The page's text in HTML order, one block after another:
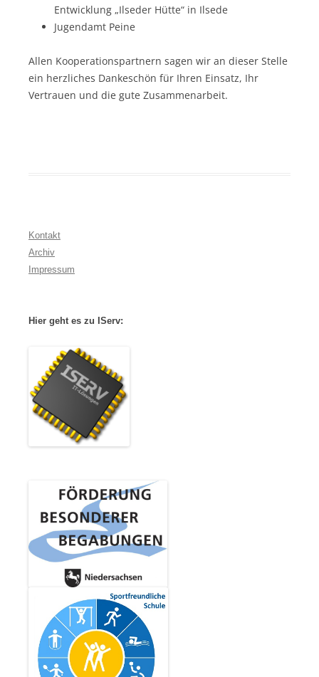
Entwicklung „Ilseder Hütte“ in Ilsede
Jugendamt Peine
Allen Kooperationspartnern sagen wir an dieser Stelle
ein herzliches Dankeschön für Ihren Einsatz, Ihr
Vertrauen und die gute Zusammenarbeit.
Kontakt
Archiv
Impressum
Hier geht es zu IServ: